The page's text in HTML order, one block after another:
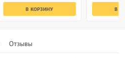
В КОРЗИНУ В
Отзывы